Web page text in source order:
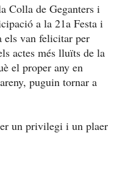
Colla de Geganters i
a la 21a Festa i
els van felicitar per
actes més lluïts de la
el proper any en
puguin tornar a
un privilegi i un plaer